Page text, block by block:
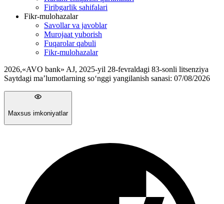
Firibgarlik sahifalari
Fikr-mulohazalar
Savollar va javoblar
Murojaat yuborish
Fuqarolar qabuli
Fikr-mulohazalar
2026,«AVO bank» AJ, 2025-yil 28-fevraldagi 83-sonli litsenziya
Saytdagi ma’lumotlarning so‘nggi yangilanish sanasi: 07/08/2026
Maxsus imkoniyatlar